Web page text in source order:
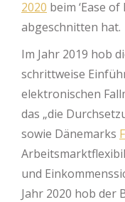
2020 beim ‘Ease
abgeschnitten hat.
Im Jahr 2019 hob
schrittweise
elektronischen
das „die
sowie Dänemarks
und
Jahr 2020 hob der